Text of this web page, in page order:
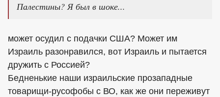
Палестины? Я был в шоке...
может осудил с подачки США? Может им
Израиль разонравился, вот Израиль и пытается
дружить с Россией?
Бедненькие наши израильские прозападные
товарищи-русофобы с ВО, как же они переживут